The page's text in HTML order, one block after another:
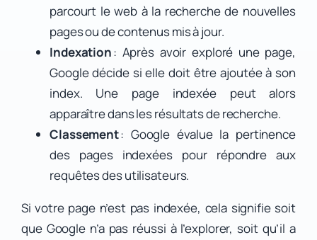
parcourt le web à la recherche de nouvelles
pages ou de contenus mis à jour.
Indexation: Après avoir exploré une page,
Google décide si elle doit être ajoutée à son
index. Une page indexée peut alors
apparaître dans les résultats de recherche.
Classement: Google évalue la pertinence
des pages indexées pour répondre aux
requêtes des utilisateurs.
Si votre page n’est pas indexée, cela signifie soit
que Google n’a pas réussi à l’explorer, soit qu’il a